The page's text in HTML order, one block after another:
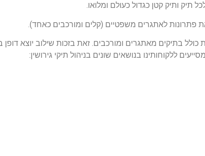
תיק ותיק קטן כגדול כעולם ומלואו.
פתרונות לאתגרים משפטיים (קלים ומורכבים כאחד).
בתיקים מאתגרים ומורכבים. זאת בזכות שילוב יוצא דופן
ללקוחותינו בנושאים שונים בניהול תיקי גירושין: